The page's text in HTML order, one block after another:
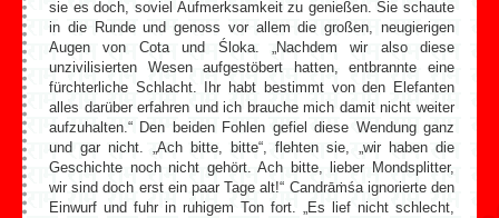
sie es doch, soviel Aufmerksamkeit zu genießen. Sie schaute
in die Runde und genoss vor allem die großen, neugierigen
Augen von Cota und Śloka. „Nachdem wir also diese
unzivilisierten Wesen aufgestöbert hatten, entbrannte eine
fürchterliche Schlacht. Ihr habt bestimmt von den Elefanten
alles darüber erfahren und ich brauche mich damit nicht weiter
aufzuhalten.“ Den beiden Fohlen gefiel diese Wendung ganz
und gar nicht. „Ach bitte, bitte“, flehten sie, „wir haben die
Geschichte noch nicht gehört. Ach bitte, lieber Mondsplitter,
wir sind doch erst ein paar Tage alt!“ Candrāṁśa ignorierte den
Einwurf und fuhr in ruhigem Ton fort. „Es lief nicht schlecht,